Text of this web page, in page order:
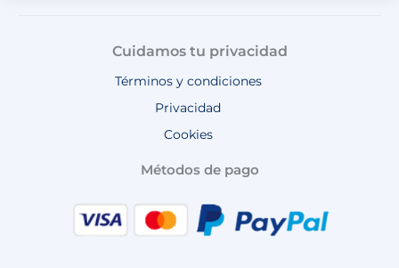
Cuidamos tu privacidad
Términos y condiciones
Privacidad
Cookies
Métodos de pago